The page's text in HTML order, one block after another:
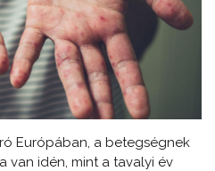
Európában, a betegségnek
van idén, mint a tavalyi év